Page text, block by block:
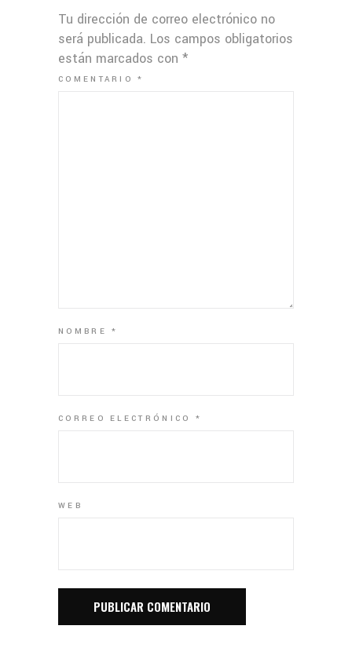
Tu dirección de correo electrónico no
será publicada. Los campos obligatorios
están marcados con *
COMENTARIO*
NOMBRE*
CORREO ELECTRÓNICO *
WEB